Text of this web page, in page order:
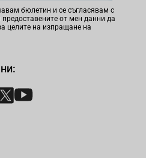
бюлетин и се съгласявам с
предоставените от мен данни да
целите на изпращане на